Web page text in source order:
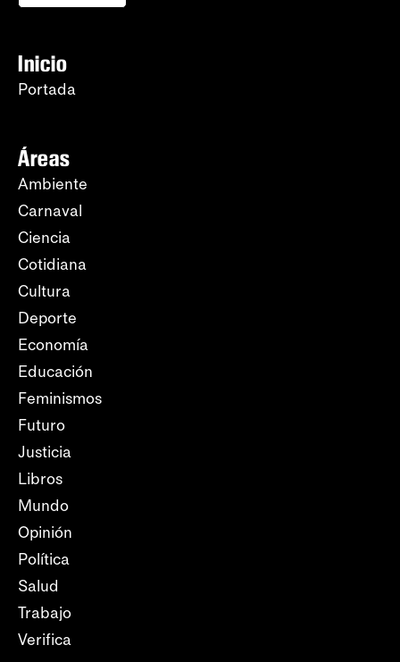
Inicio
Portada
Áreas
Ambiente
Carnaval
Ciencia
Cotidiana
Cultura
Deporte
Economía
Educación
Feminismos
Futuro
Justicia
Libros
Mundo
Opinión
Política
Salud
Trabajo
Verifica